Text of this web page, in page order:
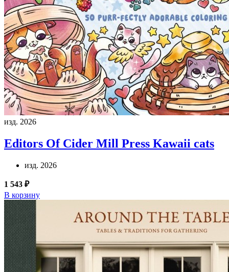
изд. 2026
Editors Of Cider Mill Press Kawaii cats
изд. 2026
1 543 ₽
В корзину